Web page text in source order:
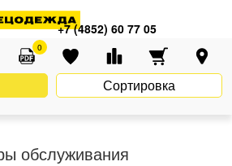
+7 (4852) 60 77 05
0
Сфера обслуживания
обслуживания
Сортировка